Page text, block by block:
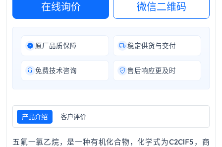
在线询价 微信二维码
原厂品质保障 稳定供货与交付
免费技术咨询 售后响应更及时
产品介绍 客户评价
五氟一氯乙烷，是一种有机化合物，化学式为C2ClF5，商